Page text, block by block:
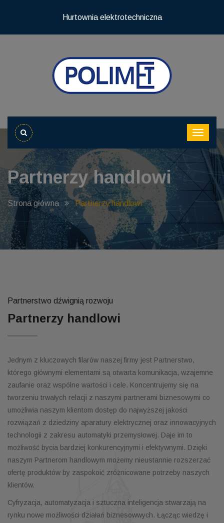
Hurtownia elektrotechniczna
Partnerzy handlowi
Strona główna Partnerzy handlowi
Partnerstwo dźwignią rozwoju
Partnerzy handlowi
Jednym z kluczowych filarów naszej firmy jest Partnerstwo,
którego głównymi elementami są otwarta komunikacja, wzajemne
zaufanie oraz wspólne wartości i cele. Koncentrujemy się na
tworzeniu trwałych relacji z naszymi partnerami biznesowymi co
umożliwia naszym klientom dostęp do najwyższej jakości
rozwiązań z dziedziny aparatury elektrycznej oraz innowacyjnych
technologii z zakresu automatyki przemysłowej. Daje im to
możliwość bycia bardziej konkurencyjnymi i efektywnymi. Dzięki
naszym Partnerom handlowym możemy nieustannie rozszerzać
ofertę produktów by zaspokoić zróżnicowane potrzeby naszych
klientów.
Cyfryzacja, automatyzacja i sztuczna inteligencja stwarzają na
rynku nowe możliwości działań biznesowwych. Łącząc wiedzę i